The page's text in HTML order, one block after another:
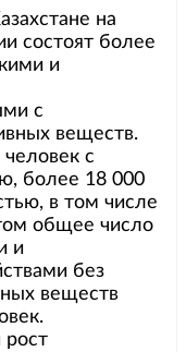
на
состоят более
и
с
веществ.
с
более 18 000
в том числе
общее число
и
без
веществ
рост